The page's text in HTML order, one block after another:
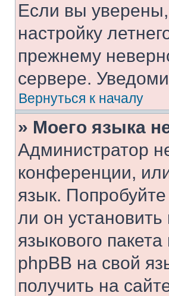
Если вы
настройку
прежнему
сервере.
Вернуться к началу
» Моего языка
Администратор
конференции,
язык.
ли он
языкового
phpBB на свой
получить на